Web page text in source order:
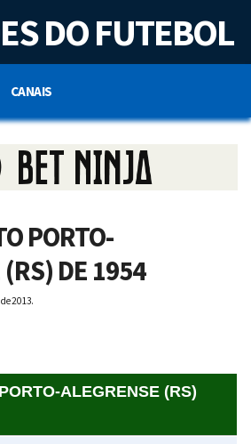
DO FUTEBOL
CANAIS
PORTO-
DE 1954
2013.
ALEGRENSE (RS)